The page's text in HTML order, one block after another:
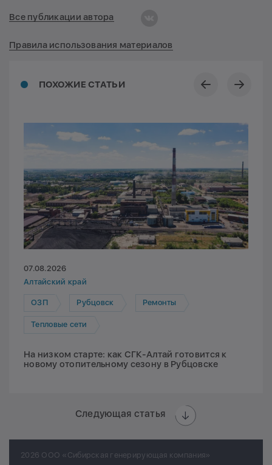
ПОХОЖИЕ СТАТЬИ
07.08.2026
Алтайский край
ОЗП Рубцовск Ремонты
Тепловые сети
На низком старте: как СГК-Алтай готовится к
новому отопительному сезону в Рубцовске
Следующая статья
Все публикации автора
Правила использования материалов
2026 ООО «Сибирская генерирующая компания»